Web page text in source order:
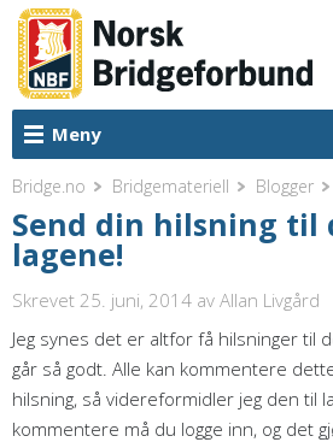
Meny
Bridge.no Bridgemateriell Blogger
Send din hilsning til
lagene!
Skrevet 25. juni, 2014 av Allan Livgård
Jeg synes det er altfor få hilsninger til
går så godt. Alle kan kommentere
hilsning, så videreformidler jeg den til
kommentere må du logge inn, og det